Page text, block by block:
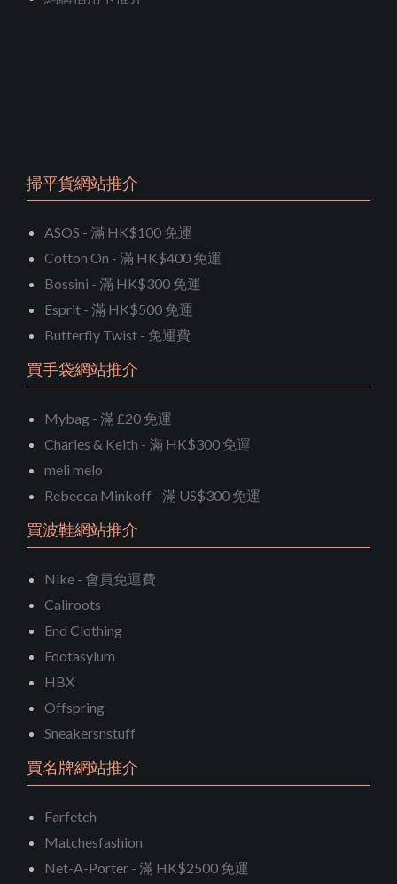
掃平貨網站推介
ASOS - 滿 HK$100 免運
Cotton On - 滿 HK$400 免運
Bossini - 滿 HK$300 免運
Esprit - 滿 HK$500 免運
Butterfly Twist - 免運費
買手袋網站推介
Mybag - 滿 £20 免運
Charles & Keith - 滿 HK$300 免運
meli melo
Rebecca Minkoff - 滿 US$300 免運
買波鞋網站推介
Nike - 會員免運費
Caliroots
End Clothing
Footasylum
HBX
Offspring
Sneakersnstuff
買名牌網站推介
Farfetch
Matchesfashion
Net-A-Porter - 滿 HK$2500 免運